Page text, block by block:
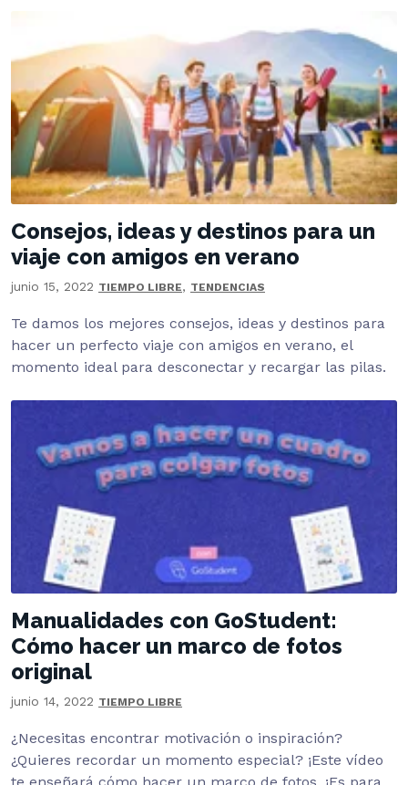
Consejos, ideas y destinos para un
viaje con amigos en verano
junio 15, 2022 TIEMPO LIBRE, TENDENCIAS
Te damos los mejores consejos, ideas y destinos para
hacer un perfecto viaje con amigos en verano, el
momento ideal para desconectar y recargar las pilas.
Manualidades con GoStudent:
Cómo hacer un marco de fotos
original
junio 14, 2022 TIEMPO LIBRE
¿Necesitas encontrar motivación o inspiración?
¿Quieres recordar un momento especial? ¡Este vídeo